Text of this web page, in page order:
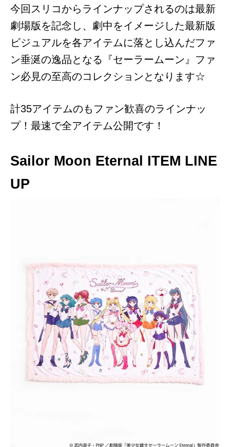
今回スリコからラインナップされるのは最新
劇場版を記念し、劇中をイメージした最新版
ビジュアルを各アイテムに落とし込んだファ
ン垂涎の逸品となる『セーラームーン』ファ
ン必見の至高のコレクションとなります☆
計35アイテムのもファン歓喜のラインナッ
プ！最速で全アイテム公開です！
Sailor Moon Eternal ITEM LINE
UP